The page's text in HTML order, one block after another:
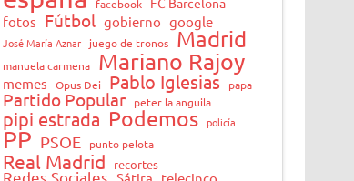
facebook
fotos Fútbol gobierno google
José María Aznar juego de tronos Madrid
manuela carmena Mariano Rajoy
memes Opus Dei Pablo Iglesias papa
Partido Popular peter la anguila
pipi estrada Podemos policía
PP PSOE punto pelota
Real Madrid recortes